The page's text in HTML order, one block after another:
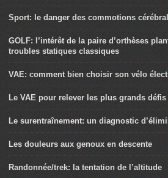
Sport: le danger des commotions
GOLF: l’intérêt de la paire d’orthèses
troubles statiques classiques
VAE: comment bien choisir son vélo
Le VAE pour relever les plus grands défis
Le surentraînement: un diagnostic
Les douleurs aux genoux en descente
Randonnée/trek: la tentation de l’altitude